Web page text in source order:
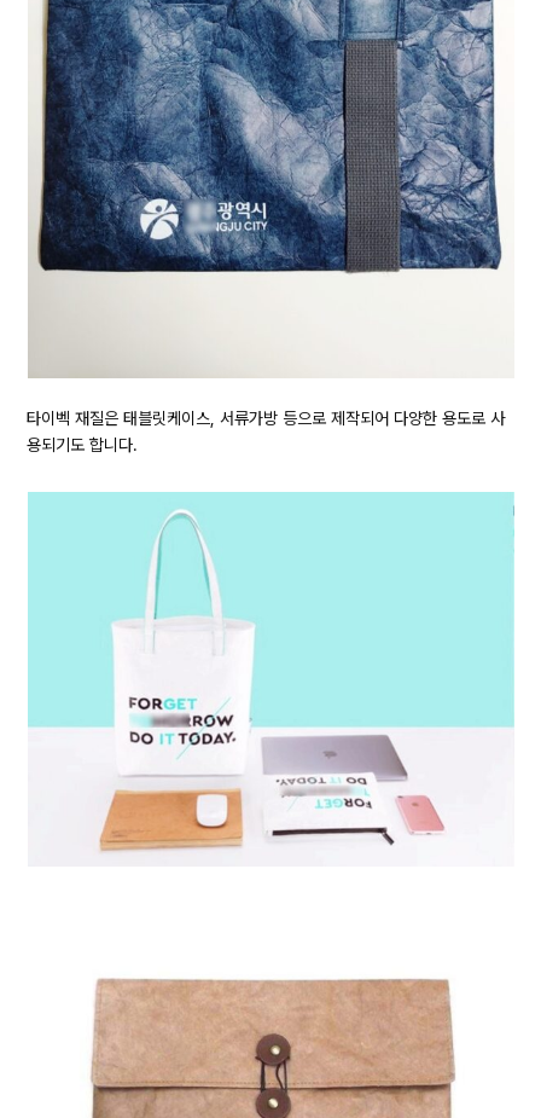
타이벡 재질은 태블릿케이스, 서류가방 등으로 제작되어 다양한 용도로 사
용되기도 합니다.